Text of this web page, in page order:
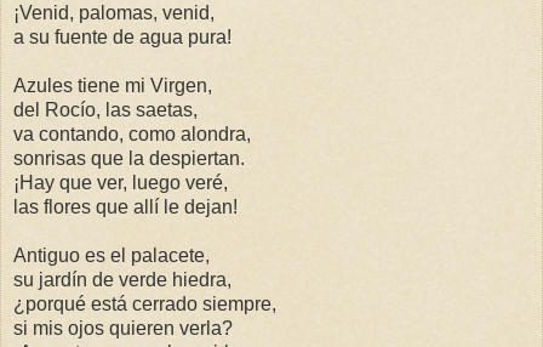
¡Venid, palomas, venid,
a su fuente de agua pura!
Azules tiene mi Virgen,
del Rocío, las saetas,
va contando, como alondra,
sonrisas que la despiertan.
¡Hay que ver, luego veré,
las flores que allí le dejan!
Antiguo es el palacete,
su jardín de verde hiedra,
¿porqué está cerrado siempre,
si mis ojos quieren verla?